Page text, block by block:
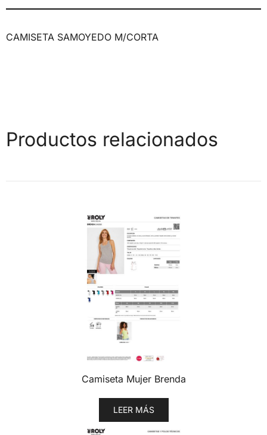
CAMISETA SAMOYEDO M/CORTA
Productos relacionados
Camiseta Mujer Brenda
LEER MÁS